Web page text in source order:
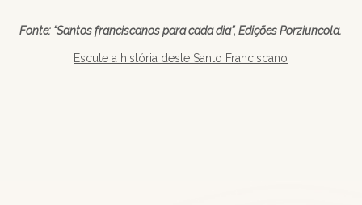
Fonte: “Santos franciscanos para cada dia”, Edições Porziuncola.
Escute a história deste Santo Franciscano